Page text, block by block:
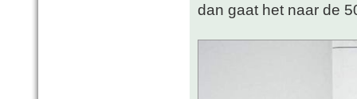
dan gaat het naar de